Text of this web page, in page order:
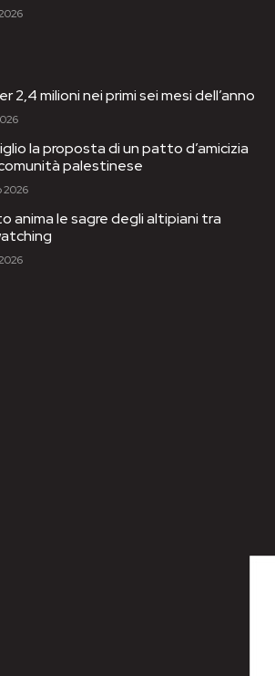
2,4 milioni nei primi sei mesi dell’anno
la proposta di un patto d’amicizia
palestinese
2026
anima le sagre degli altipiani tra